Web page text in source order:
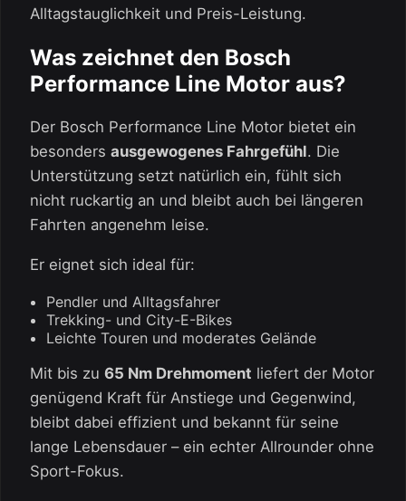
Alltagstauglichkeit und Preis-Leistung.
Was zeichnet den Bosch
Performance Line Motor aus?
Der Bosch Performance Line Motor bietet ein
besonders ausgewogenes Fahrgefühl. Die
Unterstützung setzt natürlich ein, fühlt sich
nicht ruckartig an und bleibt auch bei längeren
Fahrten angenehm leise.
Er eignet sich ideal für:
Pendler und Alltagsfahrer
Trekking- und City-E-Bikes
Leichte Touren und moderates Gelände
Mit bis zu 65 Nm Drehmoment liefert der Motor
genügend Kraft für Anstiege und Gegenwind,
bleibt dabei effizient und bekannt für seine
lange Lebensdauer – ein echter Allrounder ohne
Sport-Fokus.